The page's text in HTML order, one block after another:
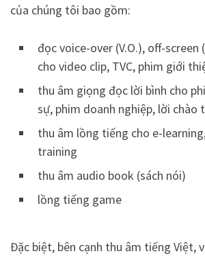
của chúng tôi bao gồm:
đọc voice-over (V.O.), off-screen
cho video clip, TVC, phim giới
thu âm giọng đọc lời bình cho
sự, phim doanh nghiệp, lời chào
thu âm lồng tiếng cho e-
training
thu âm audio book (sách nói)
lồng tiếng game
Đặc biệt, bên cạnh thu âm tiếng Việt,